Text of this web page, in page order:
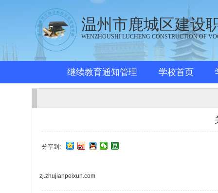
温州市鹿城区建设
WENZHOUSHI LUCHENG CONSTRUCTION OF
继续教育通知管理 学校首页
分享到:
zj.zhujianpeixun.com